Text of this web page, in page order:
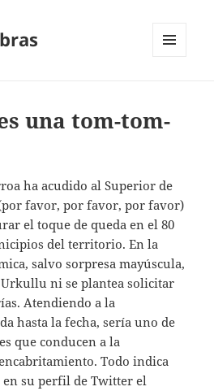
una tom-tom-
ha acudido al Superior de
favor, por favor, por favor)
el toque de queda en el 80
del territorio. En la
salvo sorpresa mayúscula,
ni se plantea solicitar
Atendiendo a la
hasta la fecha, sería uno de
que conducen a la
Todo indica
su perfil de Twitter el